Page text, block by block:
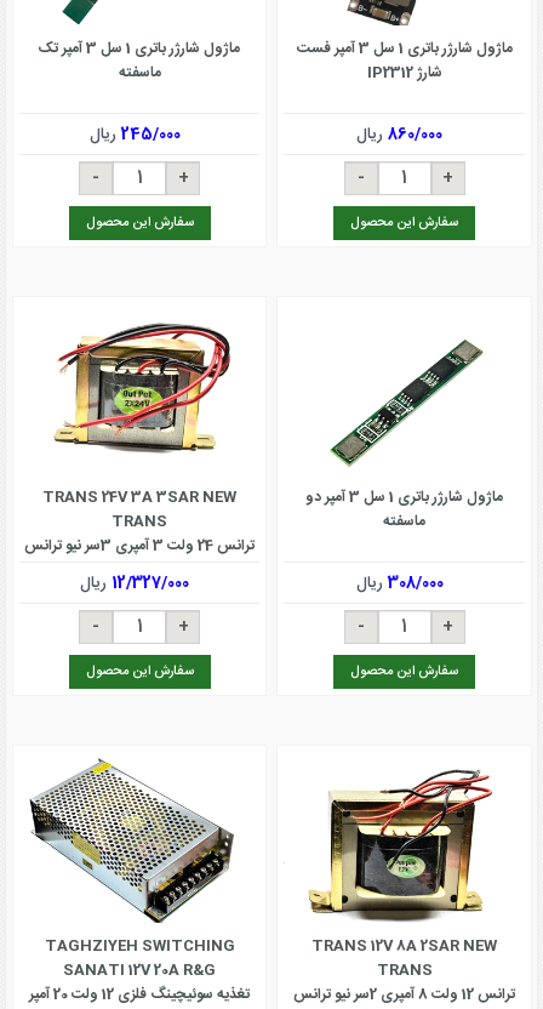
ماژول شارژر باتری 1 سل 3 آمپر فست
شارژ IP2312
860/000ریال
سفارش این محصول
ماژول شارژر باتری 1 سل 3 آمپر تک
ماسفته
245/000ریال
سفارش این محصول
ماژول شارژر باتری 1 سل 3 آمپر دو
ماسفته
308/000ریال
سفارش این محصول
TRANS 24V 3A 3SAR NEW
TRANS
ترانس 24 ولت 3 آمپری 3سر نیو ترانس
12/327/000 ریال
سفارش این محصول
TRANS 12V 8A 2SAR NEW
TRANS
ترانس 12 ولت 8 آمپری 2سر نیو ترانس
TAGHZIYEH SWITCHING
SANATI 12V 20A R&G
تغذیه سوئیچینگ فلزی 12 ولت 20 آمپر